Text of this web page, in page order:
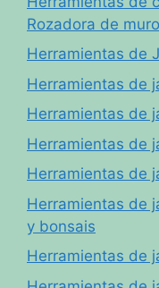
Rozadora de
Herramientas de
Herramientas de
Herramientas de
Herramientas de
Herramientas de
Herramientas de
y bonsais
Herramientas de